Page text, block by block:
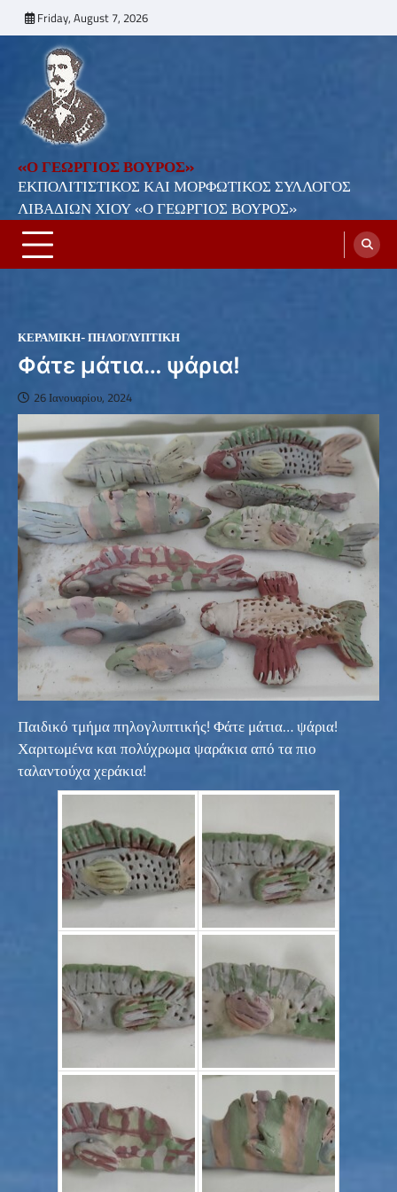
to
content
Friday, August 7, 2026
«Ο ΓΕΩΡΓΙΟΣ ΒΟΥΡΟΣ»
ΕΚΠΟΛΙΤΙΣΤΙΚΟΣ ΚΑΙ ΜΟΡΦΩΤΙΚΟΣ ΣΥΛΛΟΓΟΣ
ΛΙΒΑΔΙΩΝ ΧΙΟΥ «Ο ΓΕΩΡΓΙΟΣ ΒΟΥΡΟΣ»
ΚΕΡΑΜΙΚΉ- ΠΗΛΟΓΛΥΠΤΙΚΉ
Φάτε μάτια… ψάρια!
26 Ιανουαρίου, 2024
Παιδικό τμήμα πηλογλυπτικής! Φάτε μάτια… ψάρια!
Χαριτωμένα και πολύχρωμα ψαράκια από τα πιο
ταλαντούχα χεράκια!